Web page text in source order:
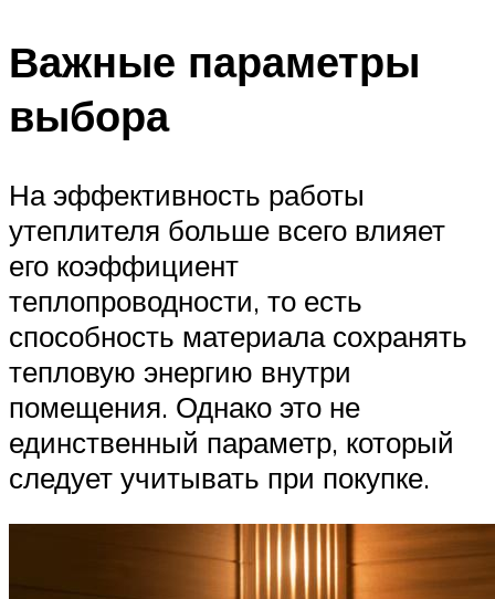
Важные параметры
выбора
На эффективность работы
утеплителя больше всего влияет
его коэффициент
теплопроводности, то есть
способность материала сохранять
тепловую энергию внутри
помещения. Однако это не
единственный параметр, который
следует учитывать при покупке.